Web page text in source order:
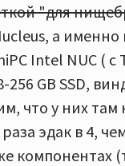
"для
а именно
Intel NUC ( с
256 GB SSD,
что у них там
эдак в 4,
компонентах